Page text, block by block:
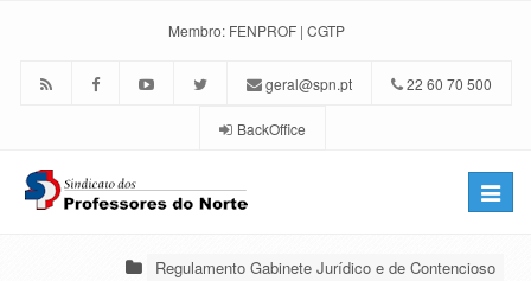
Membro: FENPROF | CGTP
geral@spn.pt 22 60 70 500
BackOffice
Toggle
Regulamento Gabinete Jurídico e de Contencioso